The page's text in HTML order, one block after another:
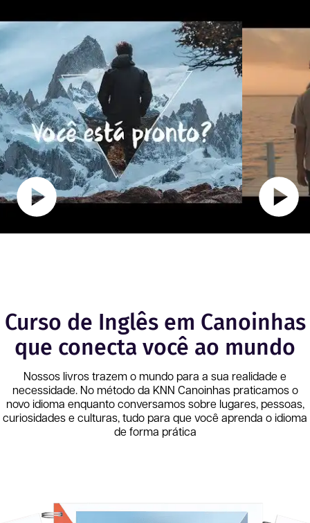
Curso de Inglês em Canoinhas
que conecta você ao mundo
Nossos livros trazem o mundo para a sua realidade e
necessidade. No método da KNN Canoinhas praticamos o
novo idioma enquanto conversamos sobre lugares, pessoas,
curiosidades e culturas, tudo para que você aprenda o idioma
de forma prática